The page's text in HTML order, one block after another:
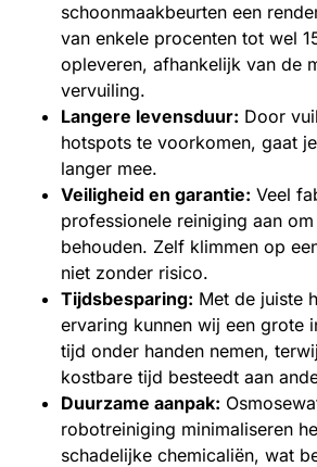
schoonmaakbeurten een
van enkele procenten tot wel
opleveren, afhankelijk van de
vervuiling.
Langere levensduur: Door
hotspots te voorkomen, gaat
langer mee.
Veiligheid en garantie: Veel
professionele reiniging aan
behouden. Zelf klimmen op
niet zonder risico.
Tijdsbesparing: Met de juiste
ervaring kunnen wij een grote
tijd onder handen nemen,
kostbare tijd besteedt aan
Duurzame aanpak:
robotreiniging minimaliseren
schadelijke chemicaliën, wat